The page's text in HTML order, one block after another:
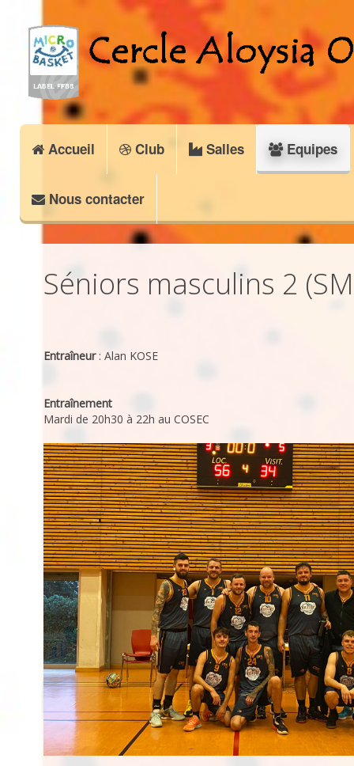
Accueil Club Salles Equipes
Nous contacter
Séniors masculins 2
Entraîneur: Alan KOSE
Entraînement
Mardi de 20h30 à 22h au COSEC